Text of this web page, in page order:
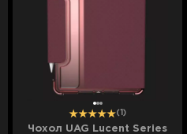
(1)
Чохол UAG Lucent Series